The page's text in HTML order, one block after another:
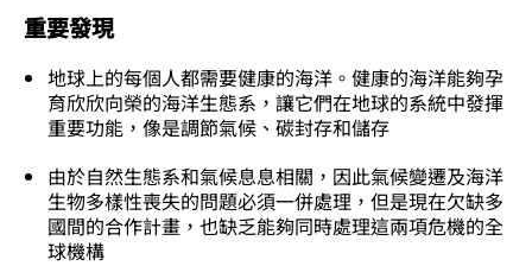
重要發現
地球上的每個人都需要健康的海洋。健康的海洋能夠孕
育欣欣向榮的海洋生態系，讓它們在地球的系統中發揮
重要功能，像是調節氣候、碳封存和儲存
由於自然生態系和氣候息息相關，因此氣候變遷及海洋
生物多樣性喪失的問題必須一併處理，但是現在欠缺多
國間的合作計畫，也缺乏能夠同時處理這兩項危機的全
球機構